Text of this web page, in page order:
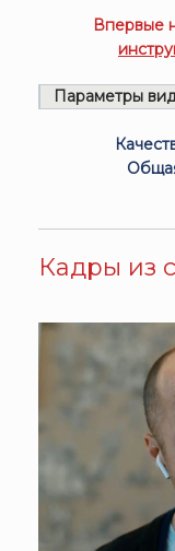
Впервые
Параметры
Кадры из